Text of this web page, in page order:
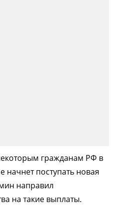
гражданам РФ в
поступать новая
направил
на такие выплаты.